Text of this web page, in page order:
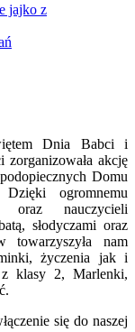
jajko z
Dnia Babci i
zorganizowała akcję
Domu
ogromnemu
oraz nauczycieli
słodyczami oraz
nam
życzenia jak i
klasy 2, Marlenki,
się do naszej